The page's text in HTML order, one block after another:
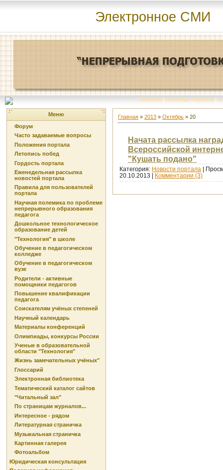
Электронное СМИ
Главная | Команда портала | О
Меню
Форум
Часто задаваемые вопросы
Положения портала
Летопись побед
Гордость портала
Еженедельная рассылка
новостей портала
Правила для пользователей
портала
Научная полемика по проблеме
непрерывного образования
педагога
Дошкольное технологическое
образование детей
"Технология" в школе
Обучение в педагогическом
колледже
Обучение в педагогическом
вузе
Родители - активные
помощники педагогов
Повышение квалификации
педагога
Соискателям учёных степеней
Научный календарь
Материалы конференций
Олимпиады, конкурсы России
Ученые в образовательной
области "Технология"
Жизнь замечательных учёных"
Глоссарий
Электронная библиотека
Тематический каталог сайтов
"Читальный зал"
По страницам журналов...
Интересное - рядом
Литературная страничка
Музыкальная страничка
Картинная галерея
Фотоальбом
Юридическая консультация
Главная » 2013 » Октябрь » 20
Начата рассылка
Всероссийской
"Кушать подано"
Категория: Новости портала |
20.10.2013
Комментарии (3)